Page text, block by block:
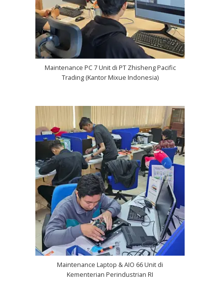
Maintenance PC 7 Unit di PT Zhisheng Pacific
Trading (Kantor Mixue Indonesia)
Maintenance Laptop & AIO 66 Unit di
Kementerian Perindustrian RI